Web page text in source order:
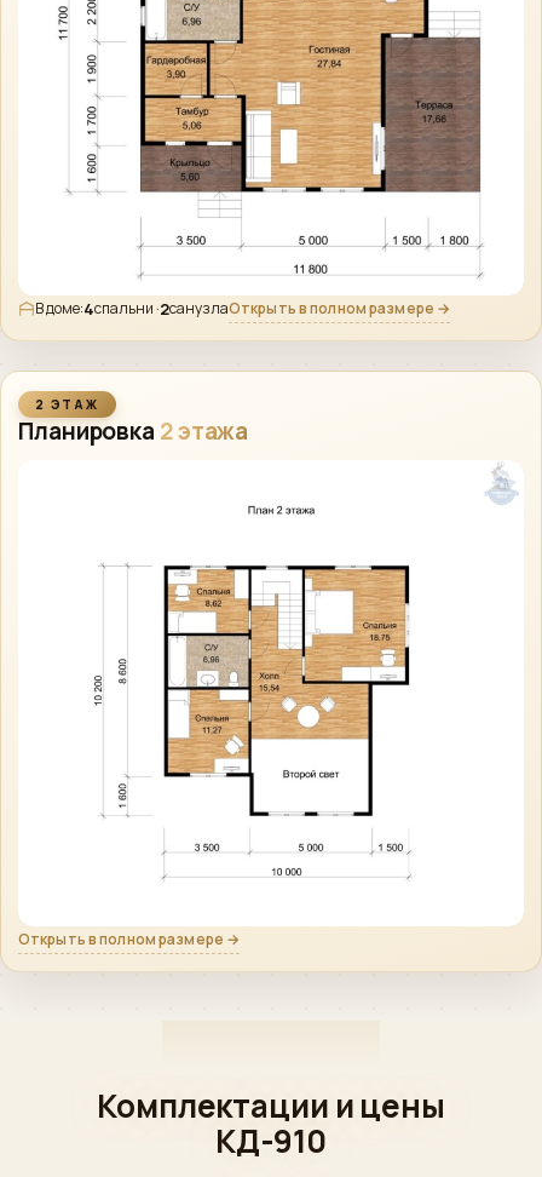
В доме:4спальни ·2санузлаОткрыть в полном размере →
2 ЭТАЖ
Планировка 2 этажа
Открыть в полном размере →
Комплектации и цены
КД-910